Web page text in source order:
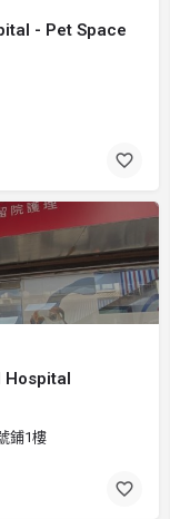
- Pet Space
Hospital
鋪1樓